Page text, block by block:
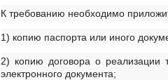
К требованию необходимо
1) копию паспорта или иного
2) копию договора о реализации
электронного документа;